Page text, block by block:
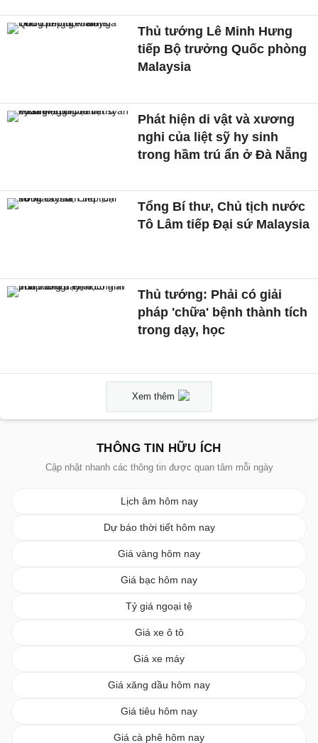
Thủ tướng Lê Minh Hưng
tiếp Bộ trưởng Quốc phòng
Malaysia
Phát hiện di vật và xương
nghi của liệt sỹ hy sinh
trong hầm trú ẩn ở Đà Nẵng
Tổng Bí thư, Chủ tịch nước
Tô Lâm tiếp Đại sứ Malaysia
Thủ tướng: Phải có giải
pháp 'chữa' bệnh thành tích
trong dạy, học
Xem thêm
THÔNG TIN HỮU ÍCH
Cập nhật nhanh các thông tin được quan tâm mỗi ngày
Lịch âm hôm nay
Dự báo thời tiết hôm nay
Giá vàng hôm nay
Giá bạc hôm nay
Tỷ giá ngoại tệ
Giá xe ô tô
Giá xe máy
Giá xăng dầu hôm nay
Giá tiêu hôm nay
Giá cà phê hôm nay